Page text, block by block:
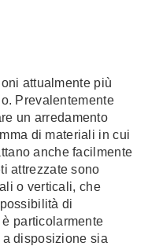
attualmente più
Prevalentemente
un arredamento
di materiali in cui
anche facilmente
attrezzate sono
o verticali, che
di
particolarmente
disposizione sia